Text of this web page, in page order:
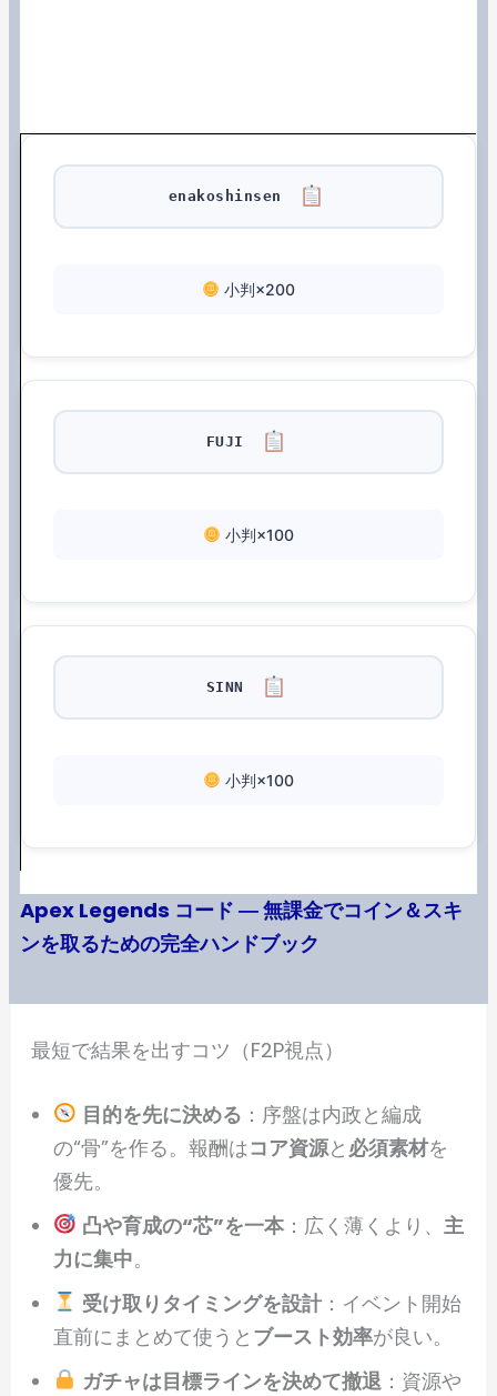
enakoshinsen
小判×200
FUJI
小判×100
SINN
小判×100
Apex Legends コード ― 無課金でコイン＆スキ
ンを取るための完全ハンドブック
最短で結果を出すコツ（F2P視点）
目的を先に決める ：序盤は内政と編成
の“骨”を作る。報酬はコア資源と 必須素材を
優先。
凸や育成の“芯”を一本：広く薄くより、 主
力に集中。
受け取りタイミングを設計：イベント開始
直前にまとめて使うと ブースト効率が良い。
ガチャは目標ラインを決めて撤退：資源や